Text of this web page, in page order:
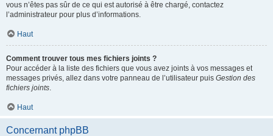
vous n’êtes pas sûr de ce qui est autorisé à être chargé, contactez
l’administrateur pour plus d’informations.
Haut
Comment trouver tous mes fichiers joints ?
Pour accéder à la liste des fichiers que vous avez joints à vos messages et
messages privés, allez dans votre panneau de l’utilisateur puis Gestion des
fichiers joints.
Haut
Concernant phpBB